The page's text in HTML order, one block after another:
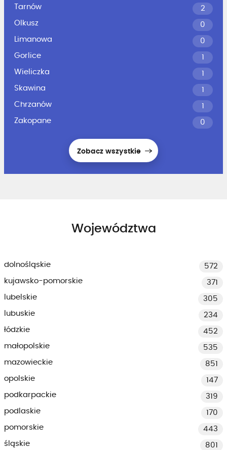
Tarnów
2
Olkusz
0
Limanowa
0
Gorlice
1
Wieliczka
1
Skawina
1
Chrzanów
1
Zakopane
0
Zobacz wszystkie
Województwa
dolnośląskie
572
kujawsko-pomorskie
371
lubelskie
305
lubuskie
234
łódzkie
452
małopolskie
535
mazowieckie
851
opolskie
147
podkarpackie
319
podlaskie
170
pomorskie
443
śląskie
801